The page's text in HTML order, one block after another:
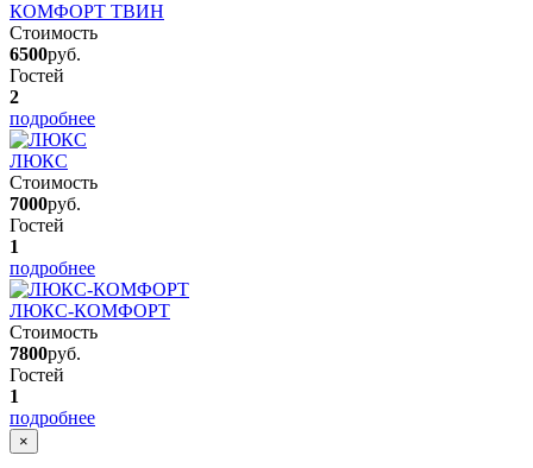
КОМФОРТ ТВИН
Стоимость
6500руб.
Гостей
2
подробнее
ЛЮКС
Стоимость
7000руб.
Гостей
1
подробнее
ЛЮКС-КОМФОРТ
Стоимость
7800руб.
Гостей
1
подробнее
×